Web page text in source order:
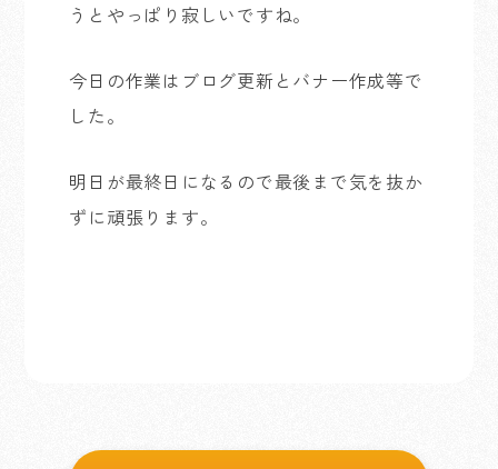
うとやっぱり寂しいですね。
今日の作業はブログ更新とバナー作成等で
した。
明日が最終日になるので最後まで気を抜か
ずに頑張ります。